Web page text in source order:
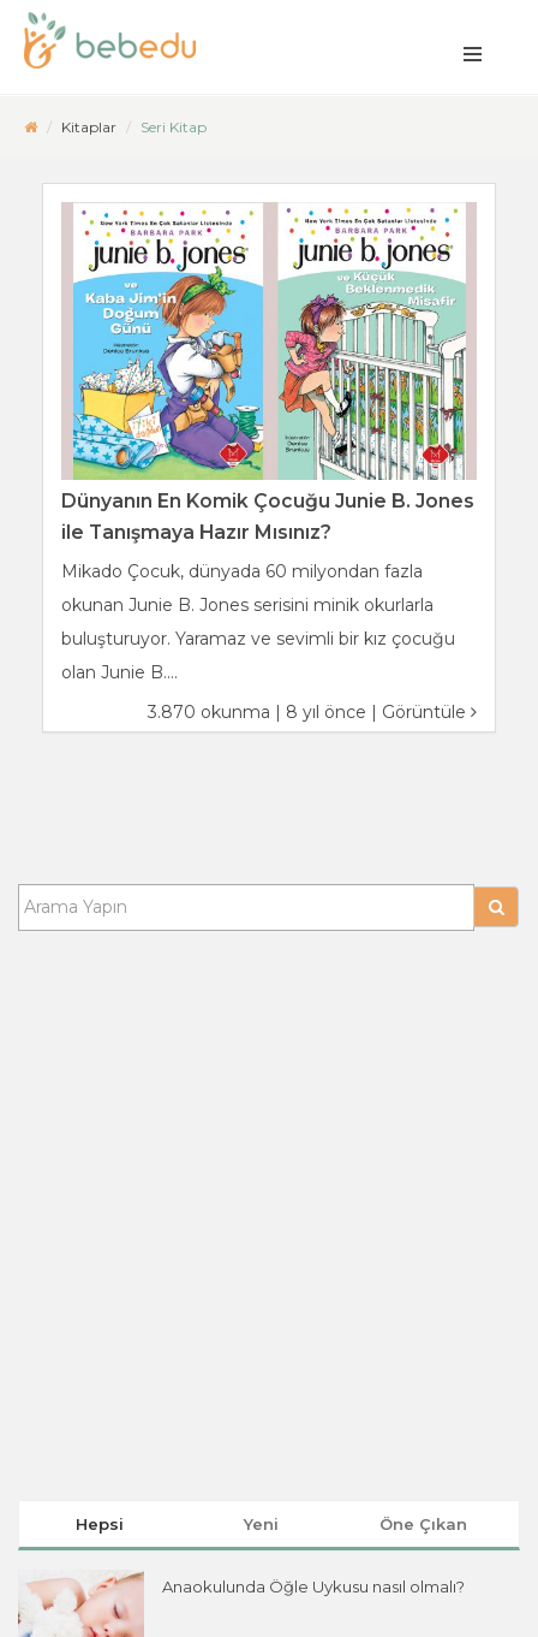
Kitaplar Seri Kitap
Dünyanın En Komik Çocuğu Junie B. Jones
ile Tanışmaya Hazır Mısınız?
Mikado Çocuk, dünyada 60 milyondan fazla
okunan Junie B. Jones serisini minik okurlarla
buluşturuyor. Yaramaz ve sevimli bir kız çocuğu
olan Junie B....
3.870 okunma | 8 yıl önce | Görüntüle
Hepsi Yeni Öne Çıkan
Anaokulunda Öğle Uykusu nasıl olmalı?